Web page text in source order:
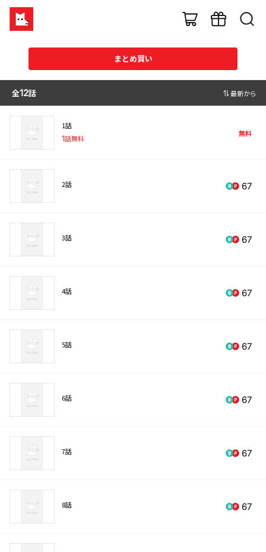
まとめ買い
全12話 最新から
1話
1話無料
無料
2話 67
3話 67
4話 67
5話 67
6話 67
7話 67
8話 67